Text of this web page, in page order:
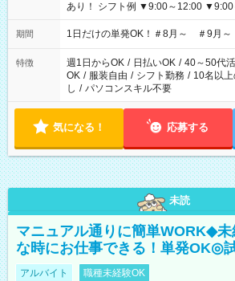
あり！ シフト例 ▼9:00～12:00
▼18:00～21:00
期間 1日だけの単発OK！＃8月～ ＃9月～
特徴 週1日からOK / 日払いOK / 40～50代
OK / 服装自由 / シフト勤務 / 10名以
し / パソコンスキル不要
気になる！ 応募する
未読
マニュアル通りに簡単WORK◆未
な時にお仕事できる！単発OK◎
アルバイト 職種未経験OK